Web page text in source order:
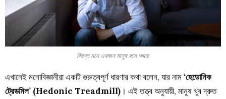
বিষন্ন মনে একজন মানুষ বসে আছে
এখানেই মনোবিজ্ঞানীরা একটি গুরুত্বপূর্ণ ধারণার কথা বলেন, যার নাম ‘হেডোনিক
ট্রেডমিল’ (Hedonic Treadmill) । এই তত্ত্ব অনুযায়ী, মানুষ খুব দ্রুত